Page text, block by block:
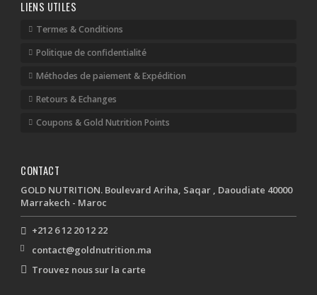
LIENS UTILES
Termes & Conditions
Politique de confidentialité
Méthodes de paiement & Expédition
Retours & Echanges
Coupons & Gold Nutrition Points
CONTACT
GOLD NUTRITION. Boulevard Ariha, Saqar , Daoudiate 40000
Marrakech - Maroc
+212 6 12 20 12 22
contact@goldnutrition.ma
Trouvez nous sur la carte